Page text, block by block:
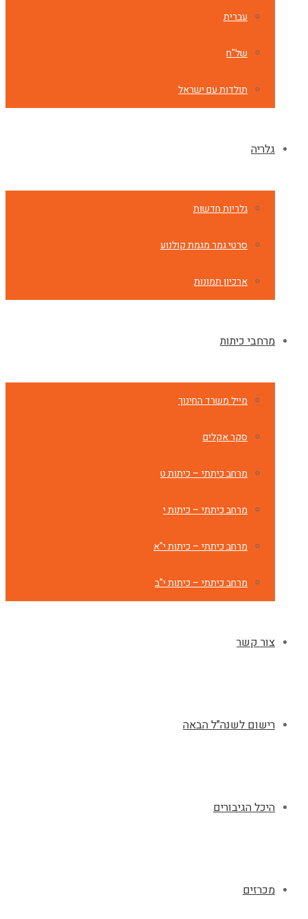
עברית
של"ח
תולדות עם ישראל
גלריה
גלריות חדשות
סרטי גמר מגמת קולנוע
ארכיון תמונות
מרחבי כיתות
מייל משרד החינוך
סקר אקלים
מרחב כיתתי – כיתות ט
מרחב כיתתי – כיתות י
מרחב כיתתי – כיתות י"א
מרחב כיתתי – כיתות י"ב
צור קשר
רישום לשנה"ל הבאה
היכל הגיבורים
מכרזים